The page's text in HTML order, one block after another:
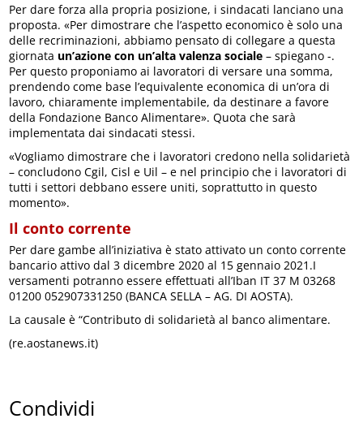
Per dare forza alla propria posizione, i sindacati lanciano una
proposta. «Per dimostrare che l’aspetto economico è solo una
delle recriminazioni, abbiamo pensato di collegare a questa
giornata un’azione con un’alta valenza sociale – spiegano -.
Per questo proponiamo ai lavoratori di versare una somma,
prendendo come base l’equivalente economica di un’ora di
lavoro, chiaramente implementabile, da destinare a favore
della Fondazione Banco Alimentare». Quota che sarà
implementata dai sindacati stessi.
«Vogliamo dimostrare che i lavoratori credono nella solidarietà
– concludono Cgil, Cisl e Uil – e nel principio che i lavoratori di
tutti i settori debbano essere uniti, soprattutto in questo
momento».
Il conto corrente
Per dare gambe all’iniziativa è stato attivato un conto corrente
bancario attivo dal 3 dicembre 2020 al 15 gennaio 2021.I
versamenti potranno essere effettuati all’Iban IT 37 M 03268
01200 052907331250 (BANCA SELLA – AG. DI AOSTA).
La causale è “Contributo di solidarietà al banco alimentare.
(re.aostanews.it)
Condividi